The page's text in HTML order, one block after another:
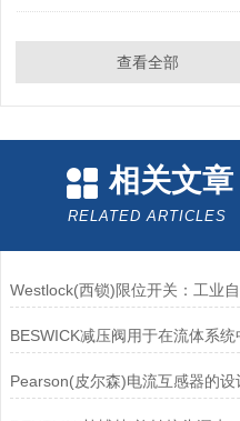
查看全部
相关文章
RELATED ARTICLES